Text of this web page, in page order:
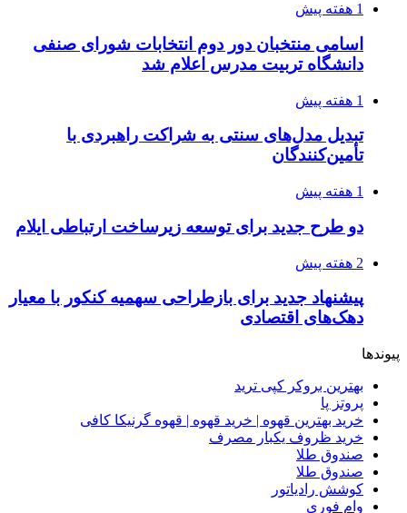
1 هفته پیش
اسامی منتخبان دور دوم انتخابات شورای صنفی
دانشگاه تربیت مدرس اعلام شد
1 هفته پیش
تبدیل مدل‌های سنتی به شراکت راهبردی با
تأمین‌کنندگان
1 هفته پیش
دو طرح جدید برای توسعه زیرساخت ارتباطی ایلام
2 هفته پیش
پیشنهاد جدید برای بازطراحی سهمیه کنکور با معیار
دهک‌های اقتصادی
پیوندها
بهترین بروکر کپی ترید
پروتز پا
خرید بهترین قهوه | خرید قهوه | قهوه گرنیکا کافی
خرید ظروف یکبار مصرف
صندوق طلا
صندوق طلا
کوشش رادیاتور
وام فوری